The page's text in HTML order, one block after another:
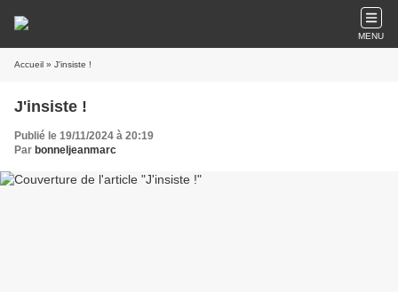
MENU
Accueil » J'insiste !
J'insiste !
Publié le 19/11/2024 à 20:19
Par bonneljeanmarc